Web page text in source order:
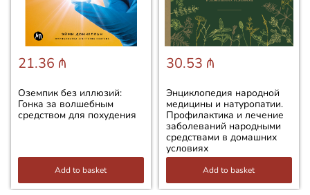
21.36 ₼
Оземпик без иллюзий:
Гонка за волшебным
средством для похудения
Add to basket
30.53 ₼
Энциклопедия народной
медицины и натуропатии.
Профилактика и лечение
заболеваний народными
средствами в домашних
условиях
Add to basket